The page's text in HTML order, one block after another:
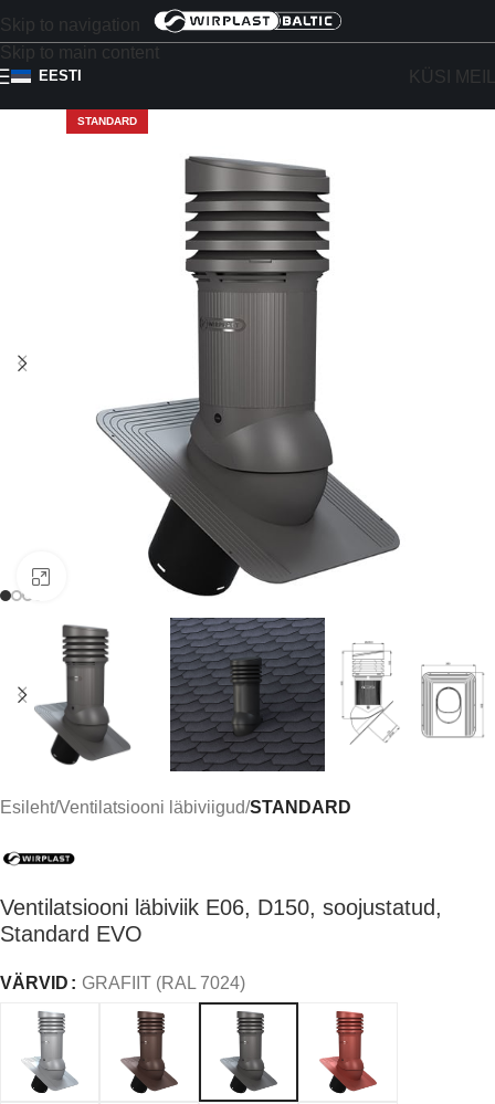
Skip to navigation
Skip to main content
EESTI KÜSI
STANDARD
Click to enlarge
Esileht Ventilatsiooni läbiviigud STANDARD
Ventilatsiooni läbiviik E06, D150, soojustatud,
Standard EVO
VÄRVID GRAFIIT (RAL 7024)